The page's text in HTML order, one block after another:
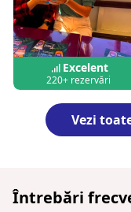
Excelent
220+ rezervări
Vezi
Întrebări